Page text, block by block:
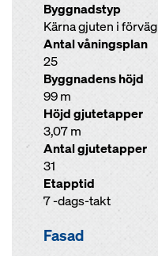
Byggnadstyp
Kärna gjuten i förväg
Antal våningsplan
25
Byggnadens höjd
99 m
Höjd gjutetapper
3,07 m
Antal gjutetapper
31
Etapptid
7 -dags-takt
Fasad